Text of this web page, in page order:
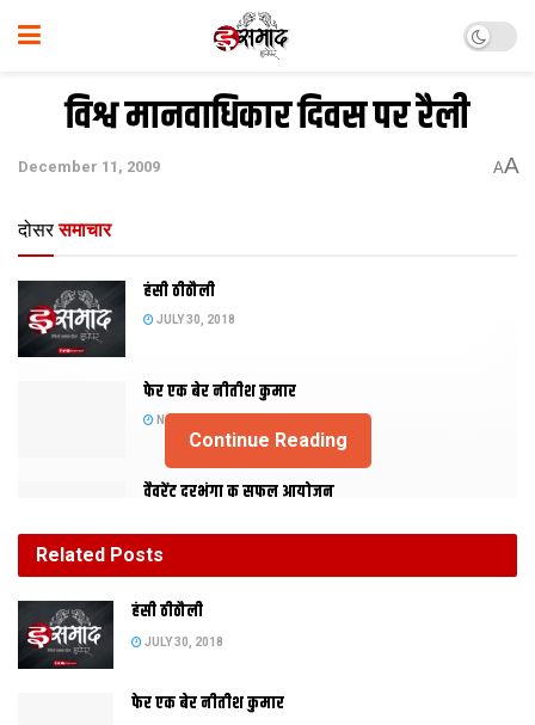
विश्व मानवाधिकार दिवस पर रैली
December 11, 2009 AA
दोसर समाचार
हंसी ठीठौली
JULY 30, 2018
फेर एक बेर नीतीश कुमार
NOVEMBER 20, 2015
वैवरेंट दरभंगा क सफल आयोजन
Continue Reading
Related Posts
हंसी ठीठौली
JULY 30, 2018
फेर एक बेर नीतीश कुमार